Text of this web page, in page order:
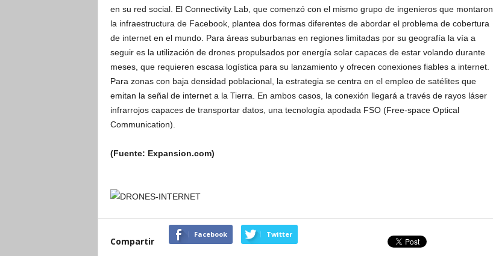
en su red social. El Connectivity Lab, que comenzó con el mismo grupo de ingenieros que montaron
la infraestructura de Facebook, plantea dos formas diferentes de abordar el problema de cobertura
de internet en el mundo. Para áreas suburbanas en regiones limitadas por su geografía la vía a
seguir es la utilización de drones propulsados por energía solar capaces de estar volando durante
meses, que requieren escasa logística para su lanzamiento y ofrecen conexiones fiables a internet.
Para zonas con baja densidad poblacional, la estrategia se centra en el empleo de satélites que
emitan la señal de internet a la Tierra. En ambos casos, la conexión llegará a través de rayos láser
infrarrojos capaces de transportar datos, una tecnología apodada FSO (Free-space Optical
Communication).
(Fuente: Expansion.com)
Compartir
Facebook Twitter